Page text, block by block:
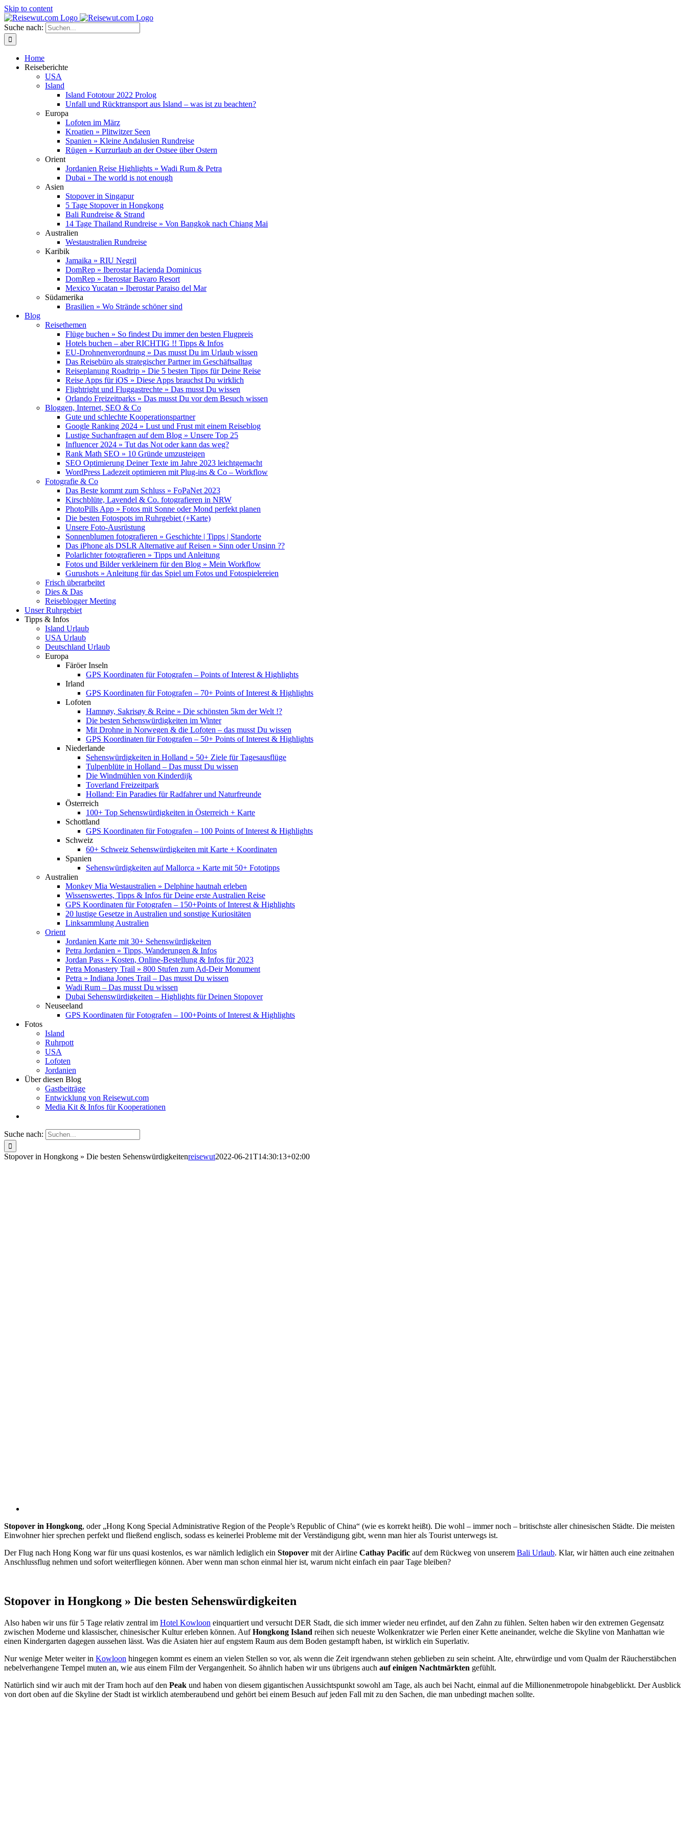
Skip to content
Suche nach:
Home
Reiseberichte
USA
Island
Island Fototour 2022 Prolog
Unfall und Rücktransport aus Island – was ist zu beachten?
Europa
Lofoten im März
Kroatien » Plitwitzer Seen
Spanien » Kleine Andalusien Rundreise
Rügen » Kurzurlaub an der Ostsee über Ostern
Orient
Jordanien Reise Highlights » Wadi Rum & Petra
Dubai » The world is not enough
Asien
Stopover in Singapur
5 Tage Stopover in Hongkong
Bali Rundreise & Strand
14 Tage Thailand Rundreise » Von Bangkok nach Chiang Mai
Australien
Westaustralien Rundreise
Karibik
Jamaika » RIU Negril
DomRep » Iberostar Hacienda Dominicus
DomRep » Iberostar Bavaro Resort
Mexico Yucatan » Iberostar Paraiso del Mar
Südamerika
Brasilien » Wo Strände schöner sind
Blog
Reisethemen
Flüge buchen » So findest Du immer den besten Flugpreis
Hotels buchen – aber RICHTIG !! Tipps & Infos
EU-Drohnenverordnung » Das musst Du im Urlaub wissen
Das Reisebüro als strategischer Partner im Geschäftsalltag
Reiseplanung Roadtrip » Die 5 besten Tipps für Deine Reise
Reise Apps für iOS » Diese Apps brauchst Du wirklich
Flightright und Fluggastrechte » Das musst Du wissen
Orlando Freizeitparks » Das musst Du vor dem Besuch wissen
Bloggen, Internet, SEO & Co
Gute und schlechte Kooperationspartner
Google Ranking 2024 » Lust und Frust mit einem Reiseblog
Lustige Suchanfragen auf dem Blog » Unsere Top 25
Influencer 2024 » Tut das Not oder kann das weg?
Rank Math SEO » 10 Gründe umzusteigen
SEO Optimierung Deiner Texte im Jahre 2023 leichtgemacht
WordPress Ladezeit optimieren mit Plug-ins & Co – Workflow
Fotografie & Co
Das Beste kommt zum Schluss » FoPaNet 2023
Kirschblüte, Lavendel & Co. fotografieren in NRW
PhotoPills App » Fotos mit Sonne oder Mond perfekt planen
Die besten Fotospots im Ruhrgebiet (+Karte)
Unsere Foto-Ausrüstung
Sonnenblumen fotografieren » Geschichte | Tipps | Standorte
Das iPhone als DSLR Alternative auf Reisen » Sinn oder Unsinn ??
Polarlichter fotografieren » Tipps und Anleitung
Fotos und Bilder verkleinern für den Blog » Mein Workflow
Gurushots » Anleitung für das Spiel um Fotos und Fotospielereien
Frisch überarbeitet
Dies & Das
Reiseblogger Meeting
Unser Ruhrgebiet
Tipps & Infos
Island Urlaub
USA Urlaub
Deutschland Urlaub
Europa
Färöer Inseln
GPS Koordinaten für Fotografen – Points of Interest & Highlights
Irland
GPS Koordinaten für Fotografen – 70+ Points of Interest & Highlights
Lofoten
Hamnøy, Sakrisøy & Reine » Die schönsten 5km der Welt !?
Die besten Sehenswürdigkeiten im Winter
Mit Drohne in Norwegen & die Lofoten – das musst Du wissen
GPS Koordinaten für Fotografen – 50+ Points of Interest & Highlights
Niederlande
Sehenswürdigkeiten in Holland » 50+ Ziele für Tagesausflüge
Tulpenblüte in Holland – Das musst Du wissen
Die Windmühlen von Kinderdijk
Toverland Freizeitpark
Holland: Ein Paradies für Radfahrer und Naturfreunde
Österreich
100+ Top Sehenswürdigkeiten in Österreich + Karte
Schottland
GPS Koordinaten für Fotografen – 100 Points of Interest & Highlights
Schweiz
60+ Schweiz Sehenswürdigkeiten mit Karte + Koordinaten
Spanien
Sehenswürdigkeiten auf Mallorca » Karte mit 50+ Fototipps
Australien
Monkey Mia Westaustralien » Delphine hautnah erleben
Wissenswertes, Tipps & Infos für Deine erste Australien Reise
GPS Koordinaten für Fotografen – 150+Points of Interest & Highlights
20 lustige Gesetze in Australien und sonstige Kuriositäten
Linksammlung Australien
Orient
Jordanien Karte mit 30+ Sehenswürdigkeiten
Petra Jordanien » Tipps, Wanderungen & Infos
Jordan Pass » Kosten, Online-Bestellung & Infos für 2023
Petra Monastery Trail » 800 Stufen zum Ad-Deir Monument
Petra » Indiana Jones Trail – Das musst Du wissen
Wadi Rum – Das musst Du wissen
Dubai Sehenswürdigkeiten – Highlights für Deinen Stopover
Neuseeland
GPS Koordinaten für Fotografen – 100+Points of Interest & Highlights
Fotos
Island
Ruhrpott
USA
Lofoten
Jordanien
Über diesen Blog
Gastbeiträge
Entwicklung von Reisewut.com
Media Kit & Infos für Kooperationen
Suche nach:
Stopover in Hongkong » Die besten Sehenswürdigkeitenreisewut2022-06-21T14:30:13+02:00
Stopover in Hongkong, oder „Hong Kong Special Administrative Region of the People’s Republic of China“ (wie es korrekt heißt). Die wohl – immer noch – britischste aller chinesischen Städte. Die meisten
Einwohner hier sprechen perfekt und fließend englisch, sodass es keinerlei Probleme mit der Verständigung gibt, wenn man hier als Tourist unterwegs ist.
Der Flug nach Hong Kong war für uns quasi kostenlos, es war nämlich lediglich ein Stopover mit der Airline Cathay Pacific auf dem Rückweg von unserem Bali Urlaub. Klar, wir hätten auch eine zeitnahen
Anschlussflug nehmen und sofort weiterfliegen können. Aber wenn man schon einmal hier ist, warum nicht einfach ein paar Tage bleiben?
Stopover in Hongkong » Die besten Sehenswürdigkeiten
Also haben wir uns für 5 Tage relativ zentral im Hotel Kowloon einquartiert und versucht DER Stadt, die sich immer wieder neu erfindet, auf den Zahn zu fühlen. Selten haben wir den extremen Gegensatz
zwischen Moderne und klassischer, chinesischer Kultur erleben können. AufHongkong Island reihen sich neueste Wolkenkratzer wie Perlen einer Kette aneinander, welche die Skyline von Manhattan wie
einen Kindergarten dagegen aussehen lässt. Was die Asiaten hier auf engstem Raum aus dem Boden gestampft haben, ist wirklich ein Superlativ.
Nur wenige Meter weiter in Kowloon hingegen kommt es einem an vielen Stellen so vor, als wenn die Zeit irgendwann stehen geblieben zu sein scheint. Alte, ehrwürdige und vom Qualm der Räucherstäbchen
nebelverhangene Tempel muten an, wie aus einem Film der Vergangenheit. So ähnlich haben wir uns übrigens auch auf einigen Nachtmärkten gefühlt.
Natürlich sind wir auch mit der Tram hoch auf den Peak und haben von diesem gigantischen Aussichtspunkt sowohl am Tage, als auch bei Nacht, einmal auf die Millionenmetropole hinabgeblickt. Der Ausblick
von dort oben auf die Skyline der Stadt ist wirklich atemberaubend und gehört bei einem Besuch auf jeden Fall mit zu den Sachen, die man unbedingt machen sollte.